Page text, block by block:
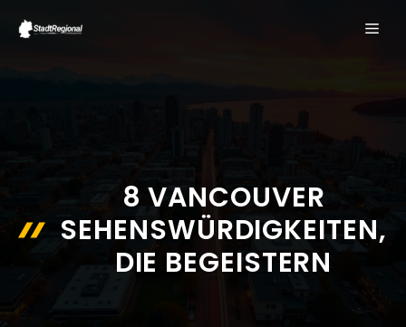
Inhalt
8 VANCOUVER
SEHENSWÜRDIGKEITEN,
DIE BEGEISTERN